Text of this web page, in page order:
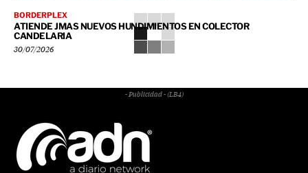
BORDERPLEX
ATIENDE JMAS NUEVOS HUNDIMIENTOS EN COLECTOR
CANDELARIA
30/07/2026
- Publicidad - (LB4)